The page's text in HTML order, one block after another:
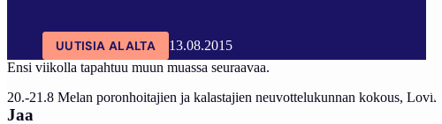
UUTISIA ALALTA
13.08.2015
Ensi viikolla tapahtuu muun muassa seuraavaa.
20.-21.8 Melan poronhoitajien ja kalastajien neuvottelukunnan kokous, Loviisa
Jaa